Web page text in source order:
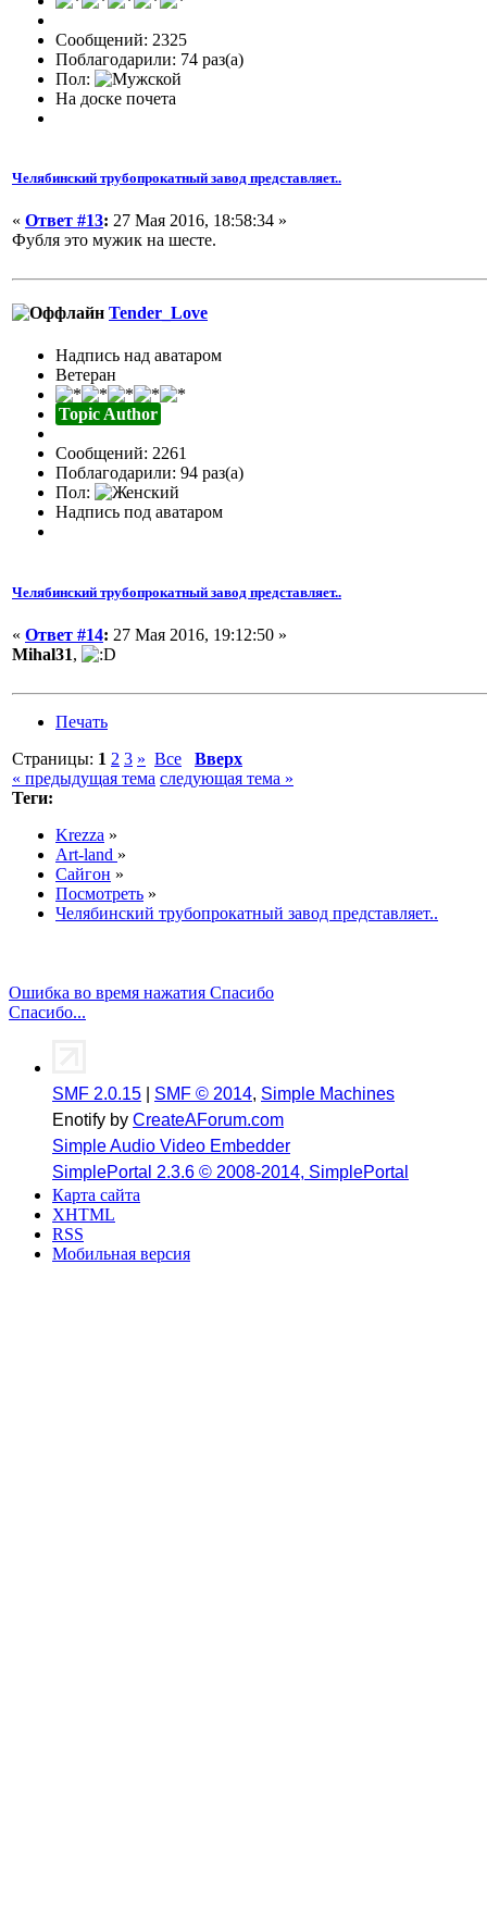
Сообщений: 2325
Поблагодарили: 74 раз(а)
Пол:
На доске почета
Челябинский трубопрокатный завод представляет..
« Ответ #13: 27 Мая 2016, 18:58:34 »
Фубля это мужик на шесте.
Tender_Love
Надпись над аватаром
Ветеран
Topic Author
Сообщений: 2261
Поблагодарили: 94 раз(а)
Пол:
Надпись под аватаром
Челябинский трубопрокатный завод представляет..
« Ответ #14: 27 Мая 2016, 19:12:50 »
Mihal31,
Печать
Страницы: 1 2 3 » Все
Вверх
« предыдущая тема следующая тема »
Теги:
Krezza »
Art-land »
Сайгон »
Посмотреть »
Челябинский трубопрокатный завод представляет..
Ошибка во время нажатия Спасибо
Спасибо...
SMF 2.0.15 SMF © 2014, Simple Machines
Enotify by CreateAForum.com
Simple Audio Video Embedder
SimplePortal 2.3.6 © 2008-2014, SimplePortal
Карта сайта
XHTML
RSS
Мобильная версия